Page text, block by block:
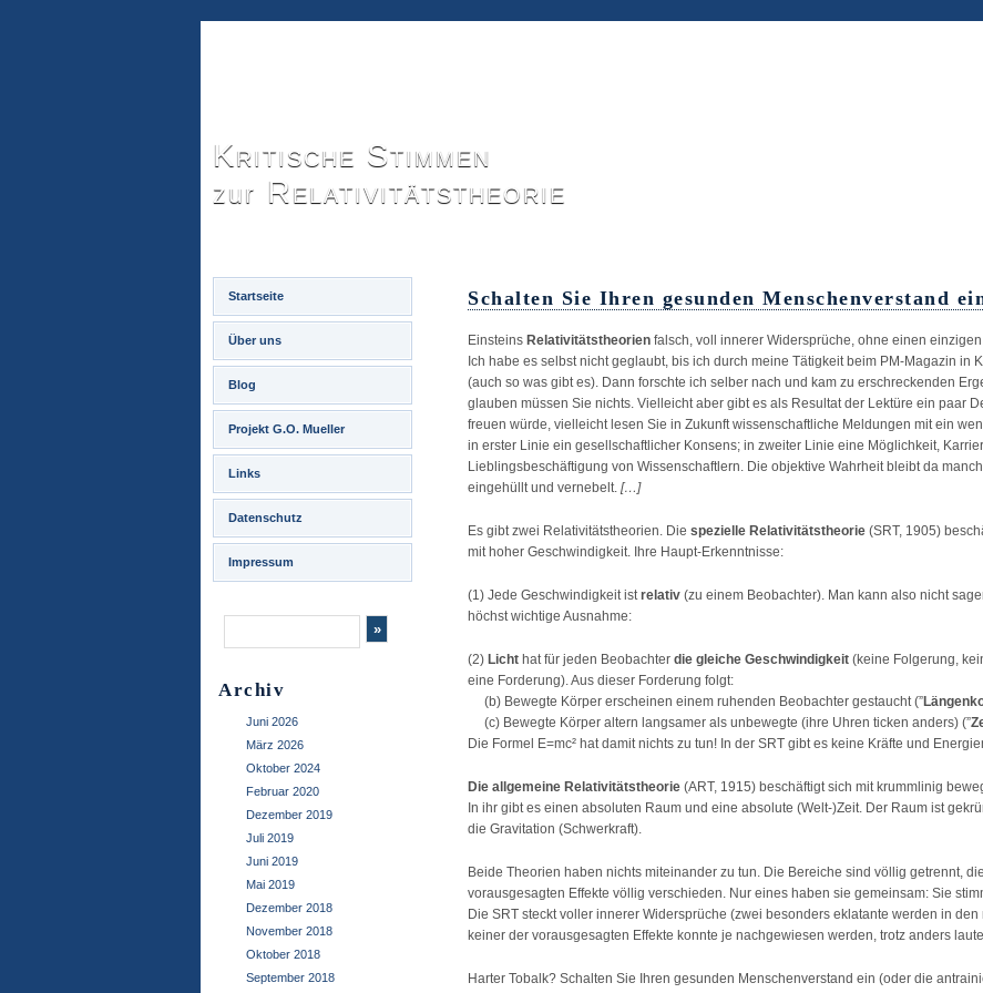
Kritische Stimmen
zur Relativitätstheorie
Startseite
Über uns
Blog
Projekt G.O. Mueller
Links
Datenschutz
Impressum
Archiv
Juni 2026
März 2026
Oktober 2024
Februar 2020
Dezember 2019
Juli 2019
Juni 2019
Mai 2019
Dezember 2018
November 2018
Oktober 2018
September 2018
Schalten Sie Ihren gesunden Menschenverstand
Einsteins Relativitätstheorien falsch, voll innerer Widersprüche, ohne einen
Ich habe es selbst nicht geglaubt, bis ich durch meine Tätigkeit beim PM-Magazin in
(auch so was gibt es). Dann forschte ich selber nach und kam zu erschreckenden
glauben müssen Sie nichts. Vielleicht aber gibt es als Resultat der Lektüre ein paar
freuen würde, vielleicht lesen Sie in Zukunft wissenschaftliche Meldungen mit ein
in erster Linie ein gesellschaftlicher Konsens; in zweiter Linie eine Möglichkeit,
Lieblingsbeschäftigung von Wissenschaftlern. Die objektive Wahrheit bleibt da
eingehüllt und vernebelt. […]
Es gibt zwei Relativitätstheorien. Die spezielle Relativitätstheorie (SRT, 1905)
mit hoher Geschwindigkeit. Ihre Haupt-Erkenntnisse:
(1) Jede Geschwindigkeit istrelativ (zu einem Beobachter). Man kann also nicht
höchst wichtige Ausnahme:
(2) Licht hat für jeden Beobachter die gleiche Geschwindigkeit (keine Folgerung,
eine Forderung). Aus dieser Forderung folgt:
(b) Bewegte Körper erscheinen einem ruhenden Beobachter gestaucht (”
(c) Bewegte Körper altern langsamer als unbewegte (ihre Uhren ticken anders) (”
Die Formel E=mc² hat damit nichts zu tun! In der SRT gibt es keine Kräfte und
Die allgemeine Relativitätstheorie (ART, 1915) beschäftigt sich mit krummlinig
In ihr gibt es einen absoluten Raum und eine absolute (Welt-)Zeit. Der Raum ist
die Gravitation (Schwerkraft).
Beide Theorien haben nichts miteinander zu tun. Die Bereiche sind völlig getrennt,
vorausgesagten Effekte völlig verschieden. Nur eines haben sie gemeinsam: Sie
Die SRT steckt voller innerer Widersprüche (zwei besonders eklatante werden in
keiner der vorausgesagten Effekte konnte je nachgewiesen werden, trotz anders
Harter Tobalk? Schalten Sie Ihren gesunden Menschenverstand ein (oder die